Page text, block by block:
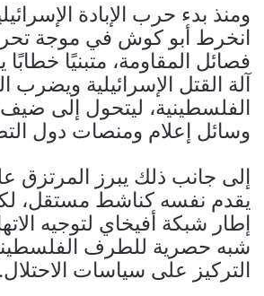
ومنذ بدء حرب الإبادة
انخرط أبو كوش في موجة
فصائل المقاومة، متبنيًا
آلة القتل الإسرائيلية ويضرب
الفلسطينية، ليتحول إلى
وسائل إعلام ومنصات دول
إلى جانب ذلك يبرز المرتزق
يقدم نفسه كناشط مستقل،
إطار شبكة أفيخاي لتوجيه
شبه حصرية للطرف
التركيز على سياسات الاحتلال.